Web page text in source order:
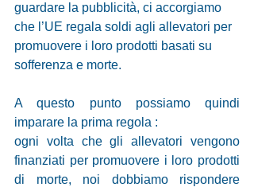
guardare la pubblicità, ci accorgiamo
che l’UE regala soldi agli allevatori per
promuovere i loro prodotti basati su
sofferenza e morte.
A questo punto possiamo quindi
imparare la prima regola :
ogni volta che gli allevatori vengono
finanziati per promuovere i loro prodotti
di morte, noi dobbiamo rispondere